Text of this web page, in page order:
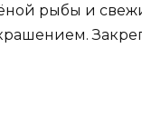
рыбы и